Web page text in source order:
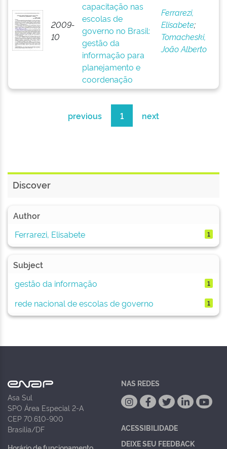
2009-
10
capacitação nas
escolas de
governo no Brasil:
gestão da
informação para
planejamento e
coordenação
Ferrarezi,
Elisabete;
Tomacheski,
João Alberto
previous 1 next
Discover
Author
Ferrarezi, Elisabete
1
Subject
gestão da informação
1
rede nacional de escolas de governo 1
Asa Sul
SPO Área Especial 2-A
CEP 70.610-900
Brasília/DF
NAS REDES
ACESSIBILIDADE
DEIXE SEU FEEDBACK